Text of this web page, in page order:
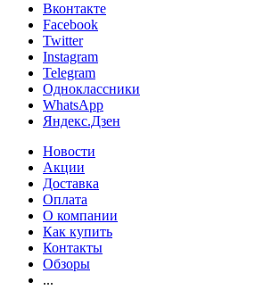
Вконтакте
Facebook
Twitter
Instagram
Telegram
Одноклассники
WhatsApp
Яндекс.Дзен
Новости
Акции
Доставка
Оплата
О компании
Как купить
Контакты
Обзоры
...